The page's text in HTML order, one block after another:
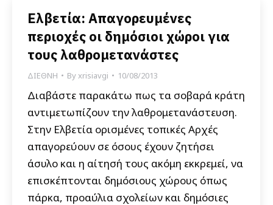
Ελβετία: Απαγορευμένες
περιοχές οι δημόσιοι χώροι για
τους λαθρομετανάστες
ΔΙΕΘΝΗ Byxrisiavgi 10/08/2013
Διαβάστε παρακάτω πως τα σοβαρά κράτη
αντιμετωπίζουν την λαθρομετανάστευση.
Στην Ελβετία ορισμένες τοπικές Αρχές
απαγορεύουν σε όσους έχουν ζητήσει
άσυλο και η αίτησή τους ακόμη εκκρεμεί, να
επισκέπτονται δημόσιους χώρους όπως
πάρκα, προαύλια σχολείων και δημόσιες